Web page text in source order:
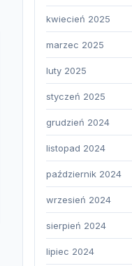
kwiecień 2025
marzec 2025
luty 2025
styczeń 2025
grudzień 2024
listopad 2024
październik 2024
wrzesień 2024
sierpień 2024
lipiec 2024